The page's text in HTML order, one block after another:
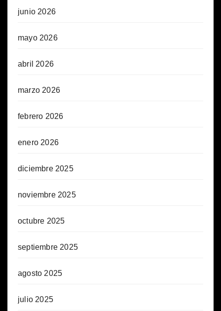
junio 2026
mayo 2026
abril 2026
marzo 2026
febrero 2026
enero 2026
diciembre 2025
noviembre 2025
octubre 2025
septiembre 2025
agosto 2025
julio 2025